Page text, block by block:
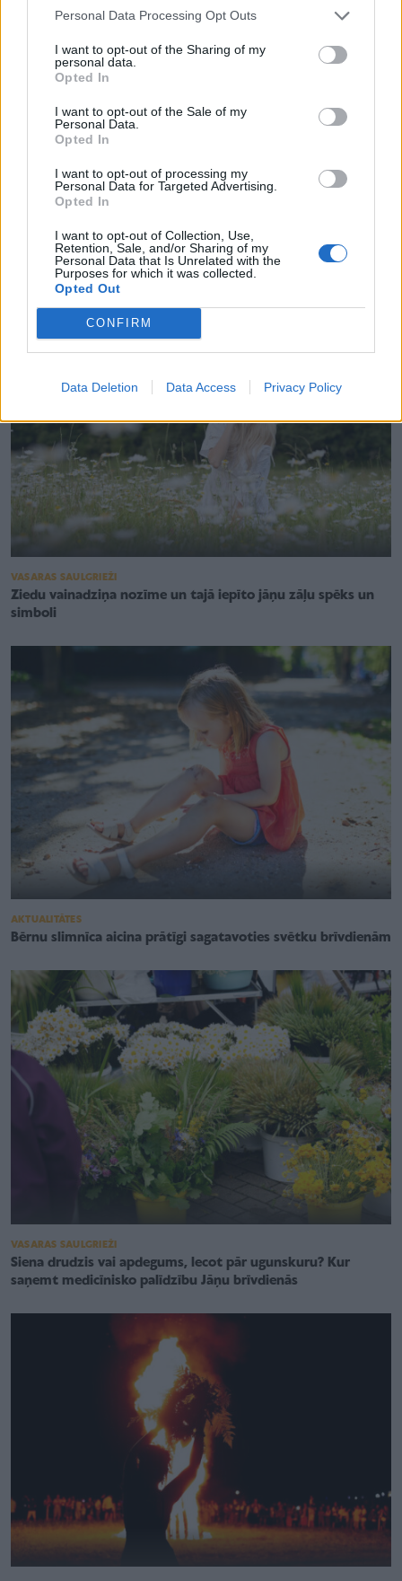
Personal Data Processing Opt Outs
I want to opt-out of the Sharing of my
personal data.
Opted In
I want to opt-out of the Sale of my
Personal Data.
Opted In
I want to opt-out of processing my
Personal Data for Targeted Advertising.
Opted In
I want to opt-out of Collection, Use,
Retention, Sale, and/or Sharing of my
Personal Data that Is Unrelated with the
Purposes for which it was collected.
Opted Out
CONFIRM
Data Deletion Data Access Privacy Policy
LATVIEŠU VIRTUVE
Visas labākās šašlika marinēšanas receptes vienuviet.
Izvēlies savu īsto!
VASARAS SAULGRIEŽI
Ziedu vainadziņa nozīme un tajā iepīto jāņu zāļu spēks un
simboli
AKTUALITĀTES
Bērnu slimnīca aicina prātīgi sagatavoties svētku brīvdienām
VASARAS SAULGRIEŽI
Siena drudzis vai apdegums, lecot pār ugunskuru? Kur
saņemt medicīnisko palīdzību Jāņu brīvdienās